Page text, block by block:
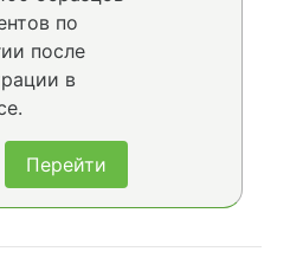
по
после
в
Перейти